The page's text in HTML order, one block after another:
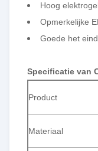
Hoog
Opmerkelijke
Goede het
Specificatie van
Product
Materiaal